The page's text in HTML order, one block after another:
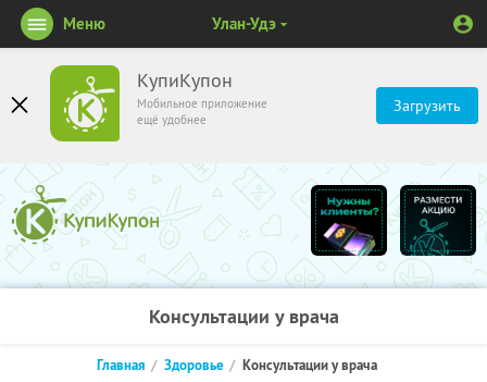
КупиКупон
Мобильное приложение
ещё удобнее
Загрузить
Меню Улан-Удэ
Консультации у врача
Главная Здоровье Консультации у врача